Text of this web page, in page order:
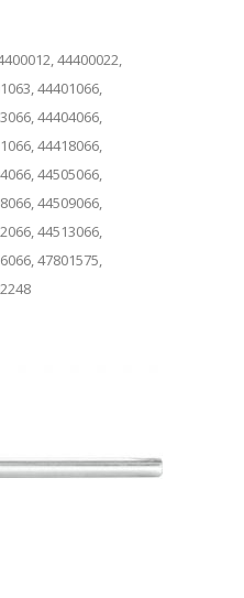
44400022,
44401066,
44404066,
44418066,
44505066,
44509066,
44513066,
47801575,